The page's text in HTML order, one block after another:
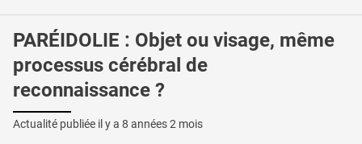
PARÉIDOLIE : Objet ou visage, même
processus cérébral de
reconnaissance ?
Actualité publiée il y a 8 années 2 mois